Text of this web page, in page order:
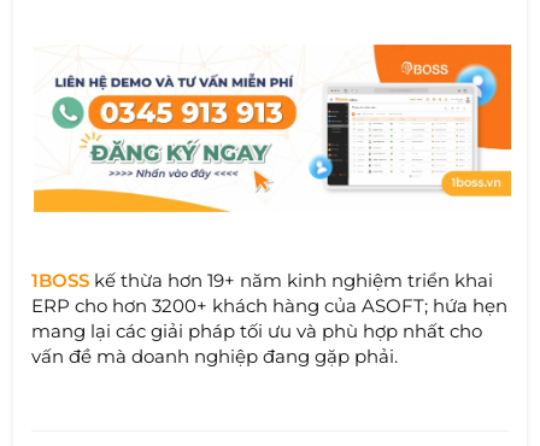
1BOSS kế thừa hơn 19+ năm kinh nghiệm triển khai
ERP cho hơn 3200+ khách hàng của ASOFT; hứa hẹn
mang lại các giải pháp tối ưu và phù hợp nhất cho
vấn đề mà doanh nghiệp đang gặp phải.